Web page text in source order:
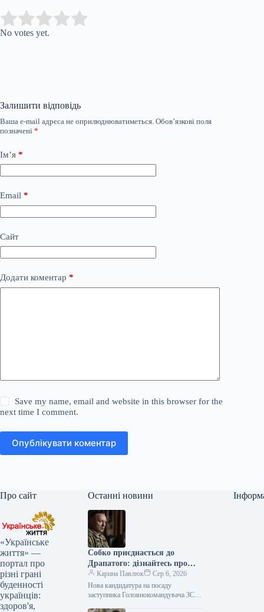
Rate this item:
No votes yet.
Залишити відповідь
Ваша e-mail адреса не оприлюднюватиметься. Обов’язкові поля
позначені *
Ім’я *
Email *
Сайт
Додати коментар *
Save my name, email and website in this browser for the
next time I comment.
Опублікувати коментар
Про сайт
«Українське
життя» —
портал про
різні грані
буденності
українців:
здоров'я,
Останні новини
Собко приєднається до
Драпатого: дізнайтесь про
нового заступника
Карина Павлюк
Сер 6, 2026
Нова кандидатура на посаду
заступника Головнокомандувача ЗСУ